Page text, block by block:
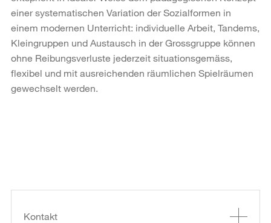
einer systematischen Variation der Sozialformen in
einem modernen Unterricht: individuelle Arbeit, Tandems,
Kleingruppen und Austausch in der Grossgruppe können
ohne Reibungsverluste jederzeit situationsgemäss,
flexibel und mit ausreichenden räumlichen Spielräumen
gewechselt werden.
Informationen
Kontakt